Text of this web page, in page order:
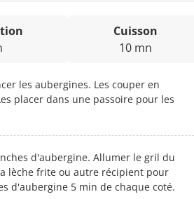
Cuisson
10 mn
les aubergines. Les couper en
placer dans une passoire pour les
d'aubergine. Allumer le gril du
lèche frite ou autre récipient pour
d'aubergine 5 min de chaque coté.